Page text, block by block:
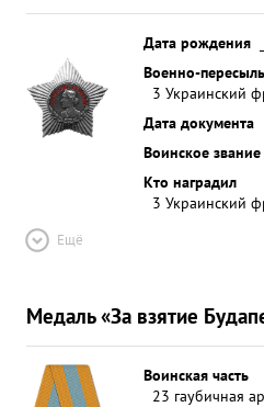
командование бригадой,
большой урон,
силе и технике, гв.
достоин
"КРАСНОЕ ЗНАМ" ...»
Дата рождения
Военно-
3 Украинский
Дата документа
Воинское звание
Кто наградил
3 Украинский
Ещё
Медаль «За взятие
Воинская часть
23 гаубичная